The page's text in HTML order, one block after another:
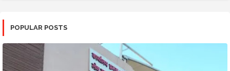
POPULAR POSTS